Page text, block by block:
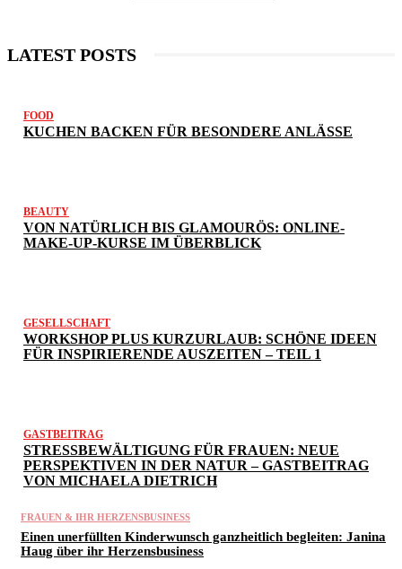
LATEST POSTS
FOOD
KUCHEN BACKEN FÜR BESONDERE ANLÄSSE
BEAUTY
VON NATÜRLICH BIS GLAMOURÖS: ONLINE-
MAKE-UP-KURSE IM ÜBERBLICK
GESELLSCHAFT
WORKSHOP PLUS KURZURLAUB: SCHÖNE IDEEN
FÜR INSPIRIERENDE AUSZEITEN – TEIL 1
GASTBEITRAG
STRESSBEWÄLTIGUNG FÜR FRAUEN: NEUE
PERSPEKTIVEN IN DER NATUR – GASTBEITRAG
VON MICHAELA DIETRICH
FRAUEN & IHR HERZENSBUSINESS
Einen unerfüllten Kinderwunsch ganzheitlich begleiten: Janina
Haug über ihr Herzensbusiness